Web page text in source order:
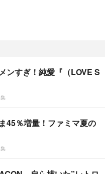
ンすぎ！純愛『（LOVE S
45％増量！ファミマ夏の